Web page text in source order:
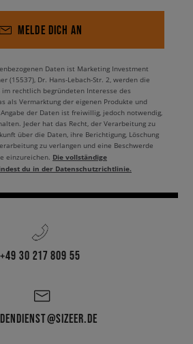
MELDE DICH AN
Daten ist Marketing Investment
(15537), Dr. Hans-Lebach-Str. 2, werden die
im rechtlich begründeten Interesse des
als Vermarktung der eigenen Produkte und
der Daten ist freiwillig, jedoch notwendig,
Jeder hat das Recht, der Verarbeitung zu
über die Daten, ihre Berichtigung, Löschung
zu verlangen und eine Beschwerde
einzureichen. Die vollständige
du in der Datenschutzrichtlinie.
+49 30 217 809 55